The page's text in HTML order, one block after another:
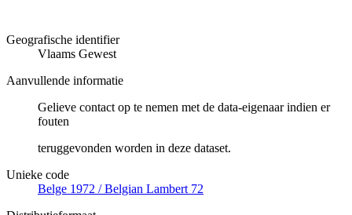
Geografische identifier
Vlaams Gewest
Aanvullende informatie
Gelieve contact op te nemen met de data-eigenaar indien er
fouten
teruggevonden worden in deze dataset.
Unieke code
Belge 1972 / Belgian Lambert 72